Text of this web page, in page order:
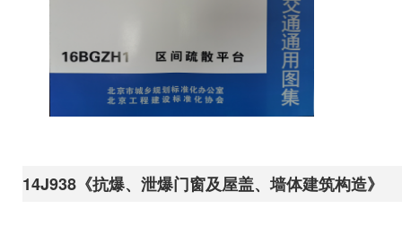
14J938《抗爆、泄爆门窗及屋盖、墙体建筑构造》